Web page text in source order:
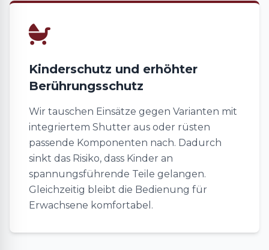
Kinderschutz und erhöhter
Berührungsschutz
Wir tauschen Einsätze gegen Varianten mit
integriertem Shutter aus oder rüsten
passende Komponenten nach. Dadurch
sinkt das Risiko, dass Kinder an
spannungsführende Teile gelangen.
Gleichzeitig bleibt die Bedienung für
Erwachsene komfortabel.